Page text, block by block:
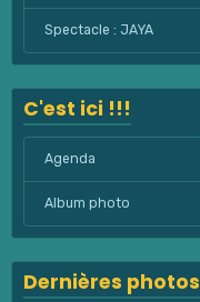
Spectacle : JAYA
C'est ici !!!
Agenda
Album photo
Dernières photos